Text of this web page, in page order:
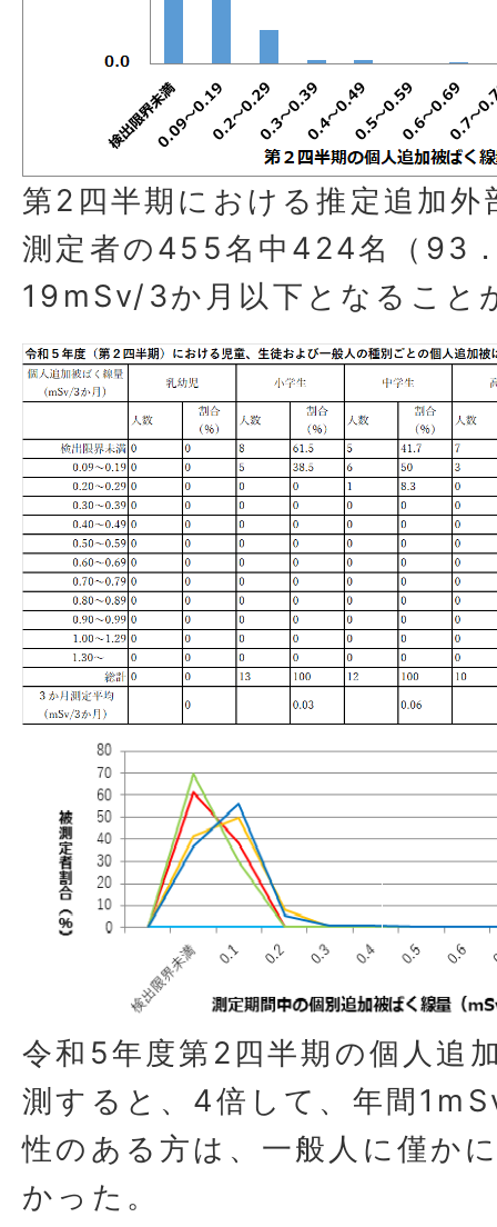
第2四半期における推定追加
測定者の455名中424名（93
19mSv/3か月以下となること
令和5年度第2四半期の個人追
測すると、4倍して、年間
性のある方は、一般人に僅か
かった。